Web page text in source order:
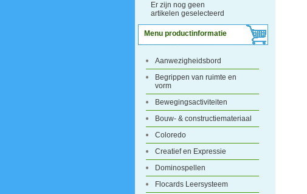
Er zijn nog geen
artikelen geselecteerd
Menu productinformatie
Aanwezigheidsbord
Begrippen van ruimte en
vorm
Bewegingsactiviteiten
Bouw- & constructiemateriaal
Coloredo
Creatief en Expressie
Dominospellen
Flocards Leersysteem